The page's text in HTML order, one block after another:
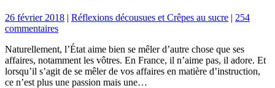
26 février 2018 | Réflexions décousues et Crêpes au sucre | 254
commentaires
Naturellement, l’État aime bien se mêler d’autre chose que ses
affaires, notamment les vôtres. En France, il n’aime pas, il adore. Et
lorsqu’il s’agit de se mêler de vos affaires en matière d’instruction,
ce n’est plus une passion mais une…